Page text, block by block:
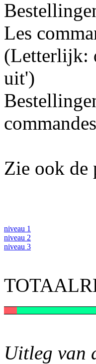
Les
(Letterlijk:
uit')
Zie ook de
niveau 1
niveau 2
niveau 3
Uitleg van